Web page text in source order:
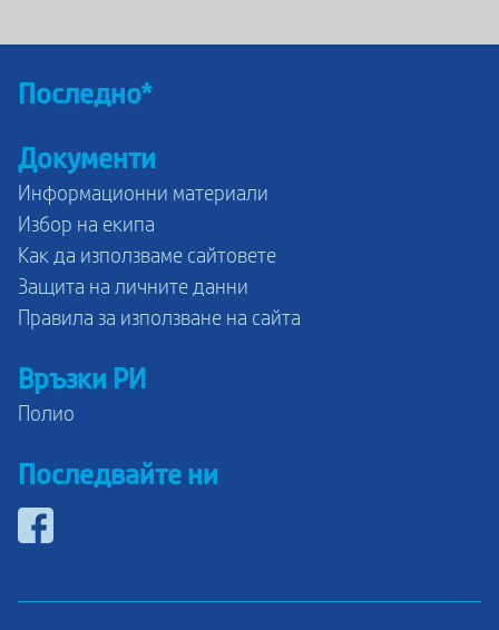
Последно*
Документи
Информационни материали
Избор на екипа
Как да използваме сайтовете
Защита на личните данни
Правила за използване на сайта
Връзки РИ
Полио
Последвайте ни